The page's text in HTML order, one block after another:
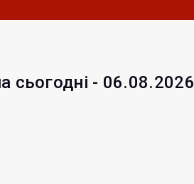
сьогодні - 06.08.2026